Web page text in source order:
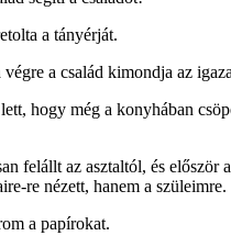
a tányérját.
a család kimondja az
hogy még a konyhában
felállt az asztaltól, és először
re nézett, hanem a szüleimre.
a papírokat.